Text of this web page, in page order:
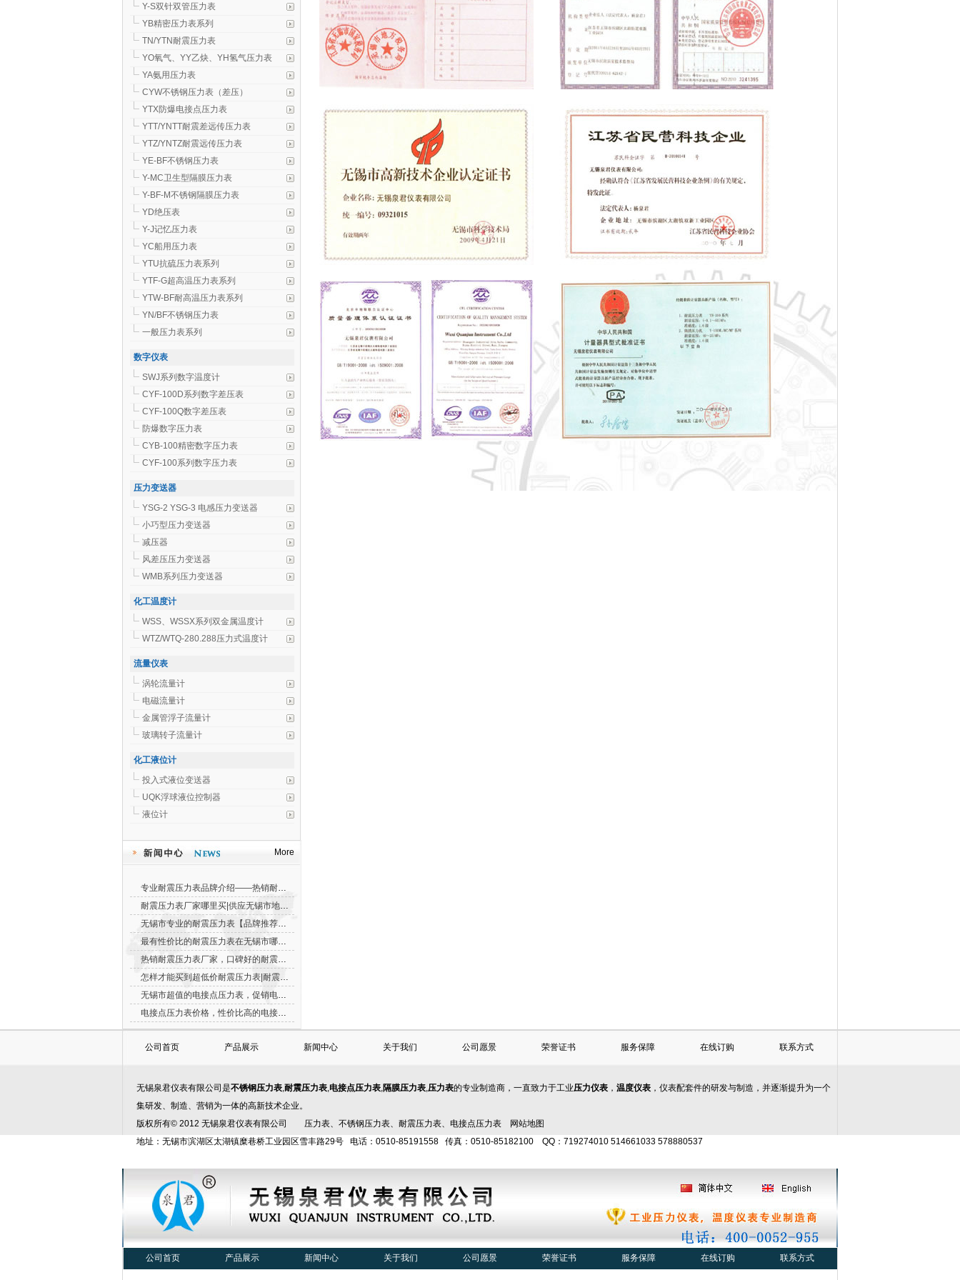
Y-S双针双管压力表
YB精密压力表系列
TN/YTN耐震压力表
YO氧气、YY乙炔、YH氢气压力表
YA氨用压力表
CYW不锈钢压力表（差压）
YTX防爆电接点压力表
YTT/YNTT耐震差远传压力表
YTZ/YNTZ耐震远传压力表
YE-BF不锈钢压力表
Y-MC卫生型隔膜压力表
Y-BF-M不锈钢隔膜压力表
YD绝压表
Y-J记忆压力表
YC船用压力表
YTU抗硫压力表系列
YTF-G超高温压力表系列
YTW-BF耐高温压力表系列
YN/BF不锈钢压力表
一般压力表系列
数字仪表
SWJ系列数字温度计
CYF-100D系列数字差压表
CYF-100Q数字差压表
防爆数字压力表
CYB-100精密数字压力表
CYF-100系列数字压力表
压力变送器
YSG-2 YSG-3 电感压力变送器
小巧型压力变送器
减压器
风差压压力变送器
WMB系列压力变送器
化工温度计
WSS、WSSX系列双金属温度计
WTZ/WTQ-280.288压力式温度计
流量仪表
涡轮流量计
电磁流量计
金属管浮子流量计
玻璃转子流量计
化工液位计
投入式液位变送器
UQK浮球液位控制器
液位计
More
专业耐震压力表品牌介绍——热销耐震压力...
耐震压力表厂家哪里买|供应无锡市地区优惠...
无锡市专业的耐震压力表【品牌推荐】|无锡...
最有性价比的耐震压力表在无锡市哪里可以...
热销耐震压力表厂家，口碑好的耐震压力表...
怎样才能买到超低价耐震压力表|耐震压力表...
无锡市超值的电接点压力表，促销电接点压...
电接点压力表价格，性价比高的电接点压力...
公司首页 产品展示 新闻中心 关于我们 公司愿景 荣誉证书 服务保障 在线订购 联系方式
无锡泉君仪表有限公司是不锈钢压力表,耐震压力表,电接点压力表,隔膜压力表,压力表的专业制造商，一直致力于工业压力仪表 ， 温度仪表 ，仪表配套件的研发与制造，并逐渐提升为一个
集研发、制造、营销为一体的高新技术企业。
版权所有© 2012 无锡泉君仪表有限公司 压力表、 不锈钢压力表、 耐震压力表、 电接点压力表
网站地图
地址：无锡市滨湖区太湖镇糜巷桥工业园区雪丰路29号 电话：0510-85191558 传真：0510-85182100 QQ：719274010 514661033 578880537
公司首页 产品展示 新闻中心 关于我们 公司愿景 荣誉证书 服务保障 在线订购 联系方式